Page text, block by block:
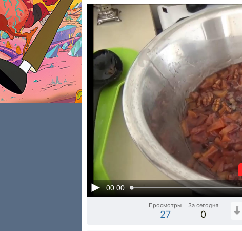
00:00
Просмотры
27
За сегодня
0